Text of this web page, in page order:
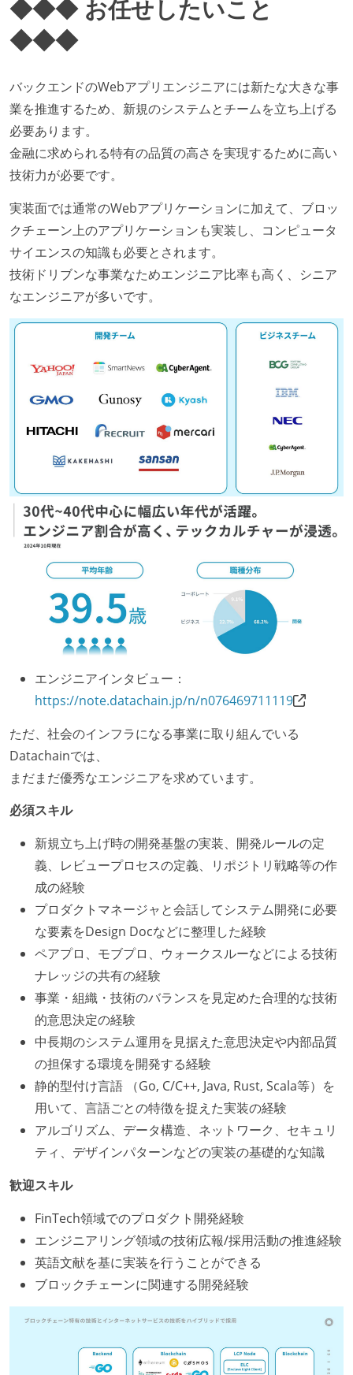
◆◆◆ お任せしたいこと
◆◆◆
バックエンドのWebアプリエンジニアには新たな大きな事
業を推進するため、新規のシステムとチームを立ち上げる
必要あります。
金融に求められる特有の品質の高さを実現するために高い
技術力が必要です。
実装面では通常のWebアプリケーションに加えて、ブロッ
クチェーン上のアプリケーションも実装し、コンピュータ
サイエンスの知識も必要とされます。
技術ドリブンな事業なためエンジニア比率も高く、シニア
なエンジニアが多いです。
エンジニアインタビュー：
https://note.datachain.jp/n/n076469711119
ただ、社会のインフラになる事業に取り組んでいる
Datachainでは、
まだまだ優秀なエンジニアを求めています。
必須スキル
新規立ち上げ時の開発基盤の実装、開発ルールの定
義、レビュープロセスの定義、リポジトリ戦略等の作
成の経験
プロダクトマネージャと会話してシステム開発に必要
な要素をDesign Docなどに整理した経験
ペアプロ、モブプロ、ウォークスルーなどによる技術
ナレッジの共有の経験
事業・組織・技術のバランスを見定めた合理的な技術
的意思決定の経験
中長期のシステム運用を見据えた意思決定や内部品質
の担保する環境を開発する経験
静的型付け言語 （Go, C/C++, Java, Rust, Scala等）を
用いて、言語ごとの特徴を捉えた実装の経験
アルゴリズム、データ構造、ネットワーク、セキュリ
ティ、デザインパターンなどの実装の基礎的な知識
歓迎スキル
FinTech領域でのプロダクト開発経験
エンジニアリング領域の技術広報/採用活動の推進経験
英語文献を基に実装を行うことができる
ブロックチェーンに関連する開発経験